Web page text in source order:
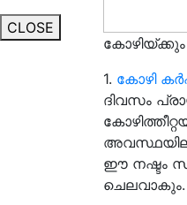
CLOSE
കോഴിയ്ക്കും
1. കോഴി
ദിവസം
ഈ നഷ്ടം
ചെലവാകും.